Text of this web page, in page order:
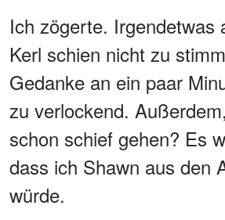
Ich zögerte. Irgendetwas
Kerl schien nicht zu
Gedanke an ein paar
zu verlockend.
schon schief gehen? Es
dass ich Shawn aus den
würde.